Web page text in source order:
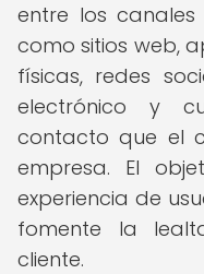
entre los
como sitios web,
físicas, redes
electrónico y
contacto que el
empresa. El
experiencia de
fomente la
cliente.